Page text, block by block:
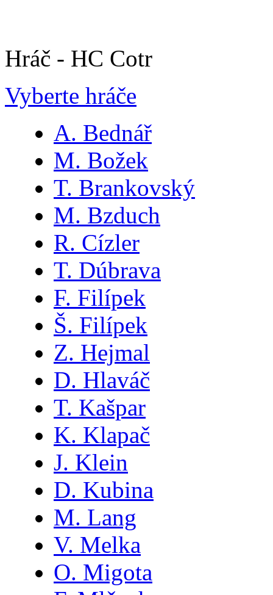
Hráč - HC Cotr
Vyberte hráče
A. Bednář
M. Božek
T. Brankovský
M. Bzduch
R. Cízler
T. Dúbrava
F. Filípek
Š. Filípek
Z. Hejmal
D. Hlaváč
T. Kašpar
K. Klapač
J. Klein
D. Kubina
M. Lang
V. Melka
O. Migota